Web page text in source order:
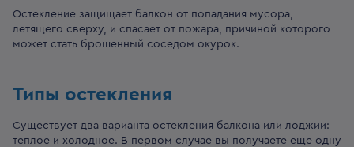
Остекление защищает балкон от попадания мусора,
летящего сверху, и спасает от пожара, причиной которого
может стать брошенный соседом окурок.
Типы остекления
Существует два варианта остекления балкона или лоджии:
теплое и холодное. В первом случае вы получаете еще одну